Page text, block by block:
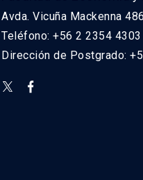
Avda. Vicuña Mackenna
Teléfono: +56 2 2354 4303
Dirección de Postgrado: